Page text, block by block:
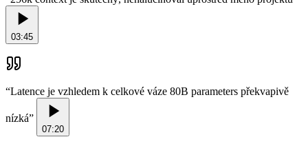
03:45
“Latence je vzhledem k celkové váze 80B parameters překvapivě
nízká”
07:20